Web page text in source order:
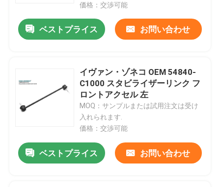
価格：交渉可能
ベストプライス お問い合わせ
イヴァン・ゾネコ OEM 54840-
C1000 スタビライザーリンク フ
ロントアクセル 左
MOQ：サンプルまたは試用注文は受け
入れられます.
価格：交渉可能
ベストプライス お問い合わせ